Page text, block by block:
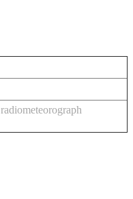
radiometeorograph